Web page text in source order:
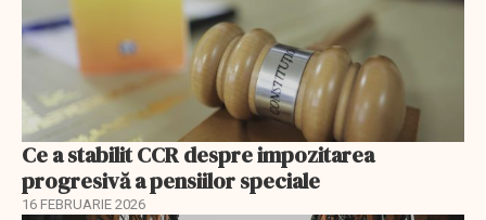
Ce a stabilit CCR despre impozitarea
progresivă a pensiilor speciale
16 FEBRUARIE 2026